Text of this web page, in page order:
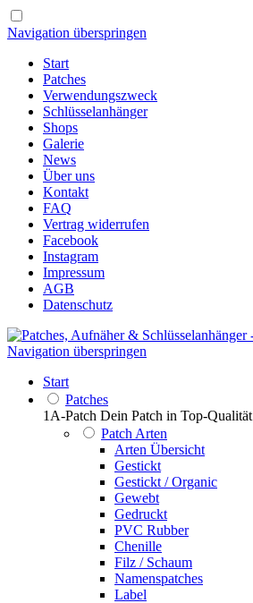
Navigation überspringen
Start
Patches
Verwendungszweck
Schlüsselanhänger
Shops
Galerie
News
Über uns
Kontakt
FAQ
Vertrag widerrufen
Facebook
Instagram
Impressum
AGB
Datenschutz
Navigation überspringen
Start
Patches
1A-Patch Dein Patch in Top-Qualität
Patch Arten
Arten Übersicht
Gestickt
Gestickt / Organic
Gewebt
Gedruckt
PVC Rubber
Chenille
Filz / Schaum
Namenspatches
Label